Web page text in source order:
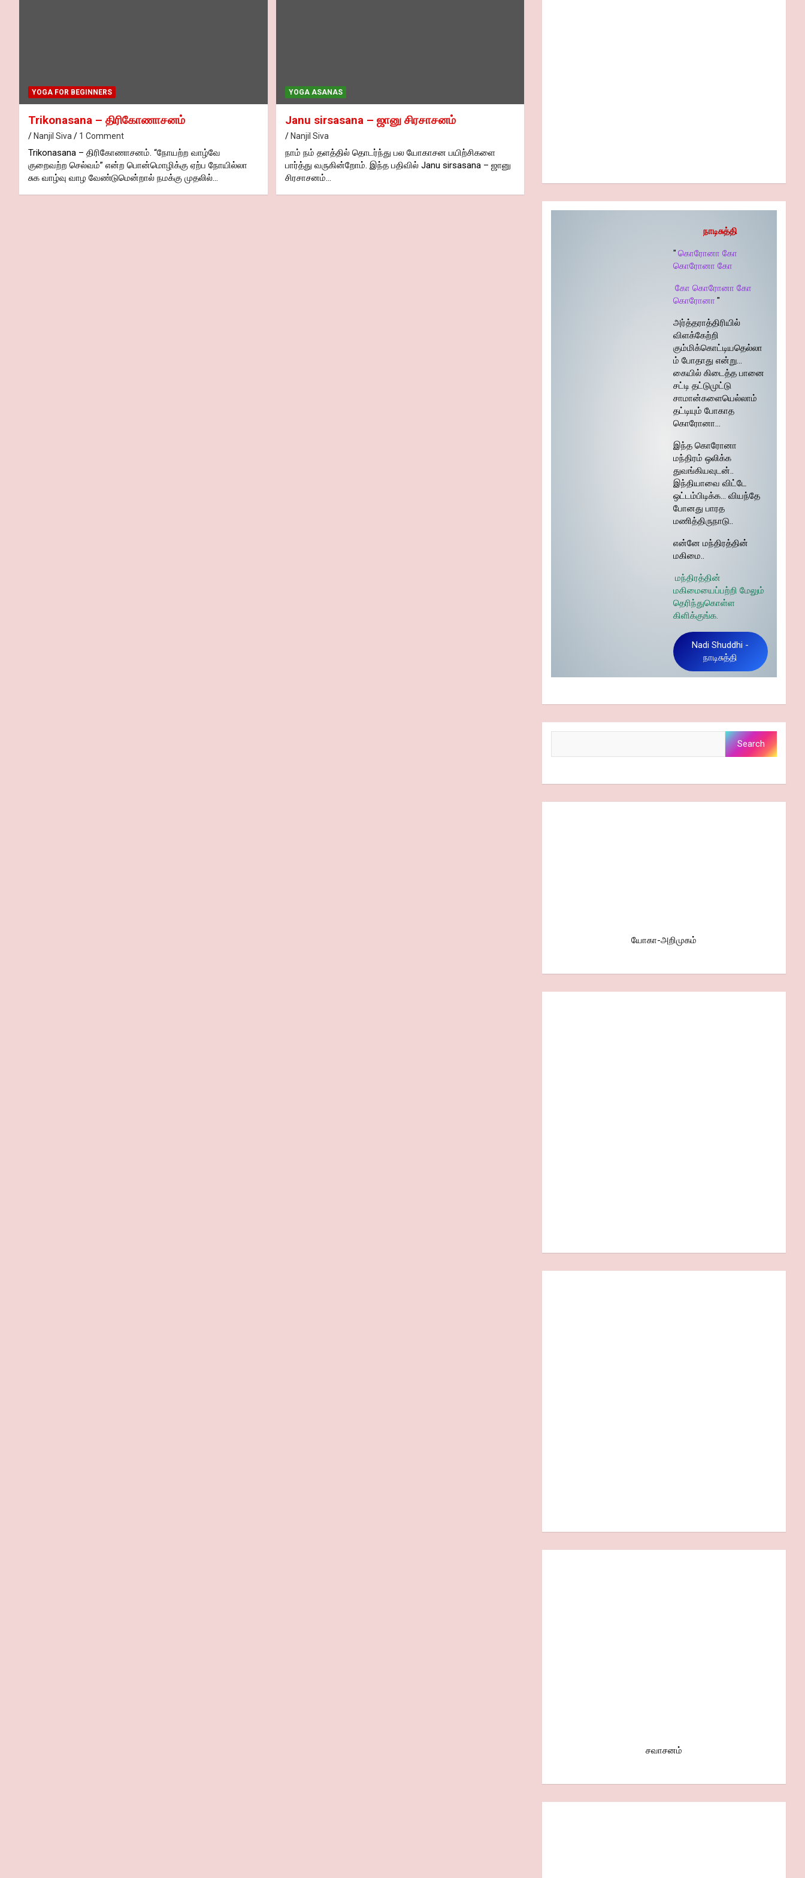
YOGA FOR BEGINNERS
Trikonasana – திரிகோணாசனம்
Nanjil Siva 1 Comment
Trikonasana – திரிகோணாசனம். “நோயற்ற வாழ்வே
குறைவற்ற செல்வம்” என்ற பொன்மொழிக்கு ஏற்ப நோயில்லா
சுக வாழ்வு வாழ வேண்டுமென்றால் நமக்கு முதலில்…
YOGA ASANAS
Janu sirsasana – ஜானு சிரசாசனம்
Nanjil Siva
நாம் நம் தளத்தில் தொடர்ந்து பல யோகாசன பயிற்சிகளை
பார்த்து வருகின்றோம். இந்த பதிவில் Janu sirsasana – ஜானு
சிரசாசனம்…
நாடிசுத்தி
" கொரோனா கோ
கொரோனா கோ
கோ கொரோனா கோ
கொரோனா "
அர்த்தராத்திரியில்
விளக்கேற்றி
கும்மிக்கொட்டியதெல்லா
ம் போதாது என்று…
கையில் கிடைத்த பானை
சட்டி தட்டுமுட்டு
சாமான்களையெல்லாம்
தட்டியும் போகாத
கொரோனா…
இந்த கொரோனா
மந்திரம் ஒலிக்க
துவங்கியவுடன்..
இந்தியாவை விட்டே
ஒட்டம்பிடிக்க… வியந்தே
போனது பாரத
மணித்திருநாடு..
என்னே மந்திரத்தின்
மகிமை..
மந்திரத்தின்
மகிமையைப்பற்றி மேலும்
தெரிந்துகொள்ள
கிளிக்குங்க.
Nadi Shuddhi -
நாடிசுத்தி
Search
யோகா-அறிமுகம்
சவாசனம்